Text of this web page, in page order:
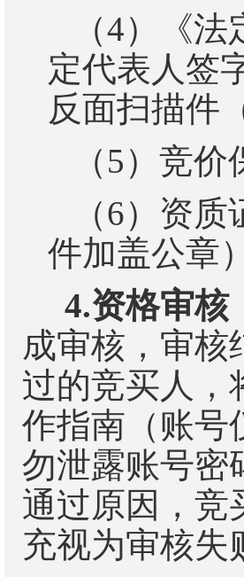
（4）
《
定代表人签
反面扫描件
（5） 竞价
（6） 资质
件加盖公章）
4.资格审核
成审核，审核
过的竞买人，
作指南（账号
勿泄露账号密
通过原因，竞
充视为审核失